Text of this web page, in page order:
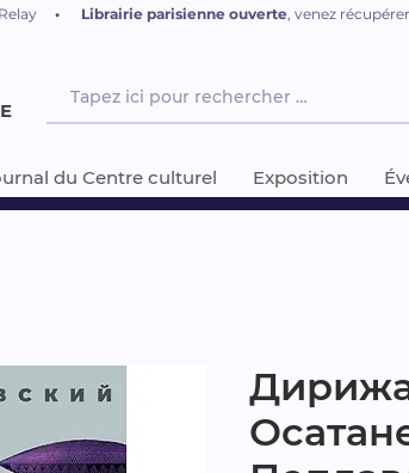
du Centre culturel Exposition
• Librairie parisienne ouverte, venez